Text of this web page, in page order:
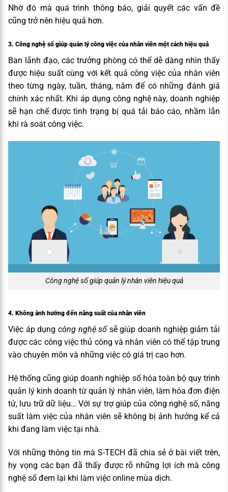
Nhờ đó mà quá trình thông báo, giải quyết các vấn đề
cũng trở nên hiệu quả hơn.
3. Công nghệ số giúp quản lý công việc của nhân viên một cách hiệu quả
Ban lãnh đạo, các trưởng phòng có thể dễ dàng nhìn thấy
được hiệu suất cùng với kết quả công việc của nhân viên
theo từng ngày, tuần, tháng, năm để có những đánh giá
chính xác nhất. Khi áp dụng công nghệ này, doanh nghiệp
sẽ hạn chế được tình trạng bị quá tải báo cáo, nhầm lẫn
khi rà soát công việc.
Công nghệ số giúp quản lý nhân viên hiệu quả
4. Không ảnh hưởng đến năng suất của nhân viên
Việc áp dụng công nghệ sốsẽ giúp doanh nghiệp giảm tải
được các công việc thủ công và nhân viên có thể tập trung
vào chuyên môn và những việc có giá trị cao hơn.
Hệ thống cũng giúp doanh nghiệp số hóa toàn bộ quy trình
quản lý kinh doanh từ quản lý nhân viên, làm hóa đơn điện
tử, lưu trữ dữ liệu… Với sự trợ giúp của công nghệ số, năng
suất làm việc của nhân viên sẽ không bị ảnh hưởng kể cả
khi đang làm việc tại nhà.
Với những thông tin mà S-TECH đã chia sẻ ở bài viết trên,
hy vọng các bạn đã thấy được rõ những lợi ích mà công
nghệ số đem lại khi làm việc online mùa dịch.